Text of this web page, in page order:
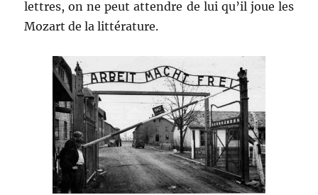
lettres, on ne peut attendre de lui qu’il joue les
Mozart de la littérature.